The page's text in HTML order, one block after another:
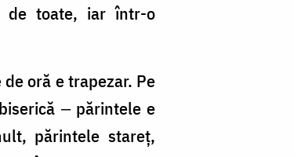
de toate, iar într-o
oră e trapezar. Pe
‒ părintele e
părintele stareț,